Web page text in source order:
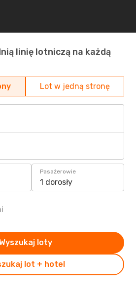
linię lotniczą na każdą
Lot w jedną stronę
Pasażerowie
1 dorosły
lot + hotel
loty